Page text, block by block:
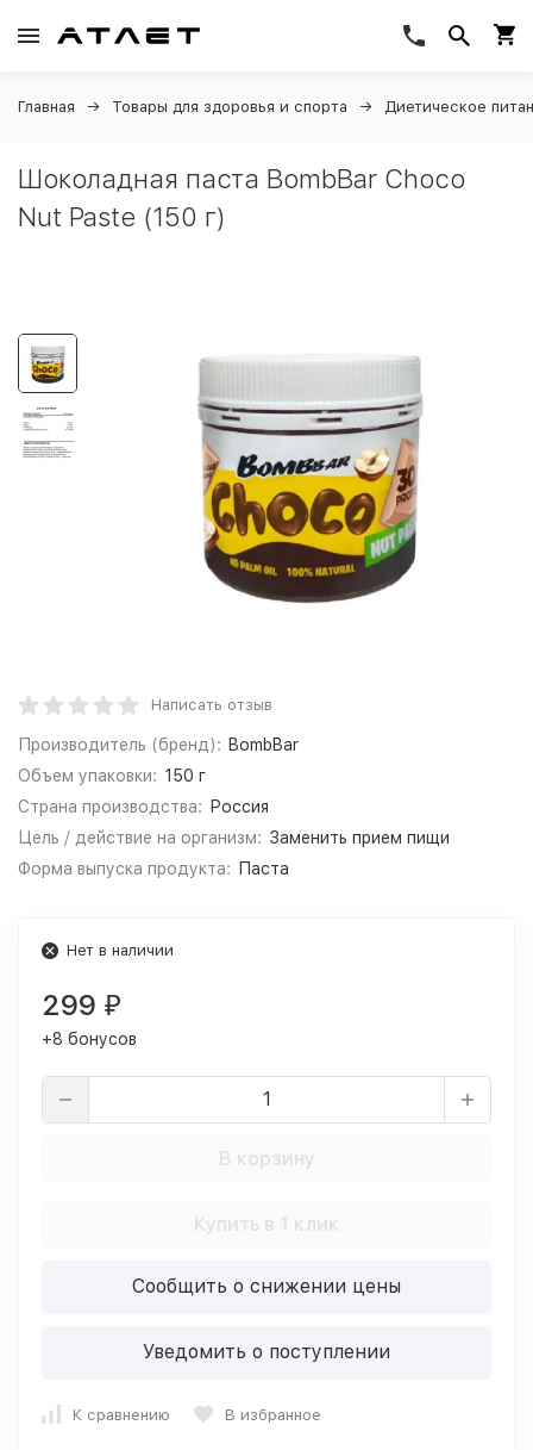
Главная Товары для здоровья и спорта Диетическое
Шоколадная паста BombBar Choco
Nut Paste (150 г)
Написать отзыв
Производитель (бренд): BombBar
Объем упаковки: 150 г
Страна производства:
Россия
Цель / действие на организм: Заменить прием пищи
Форма выпуска продукта:
Паста
Нет в наличии
299 ₽
+8 бонусов
В корзину
Купить в 1 клик
Сообщить о снижении цены
Уведомить о поступлении
К сравнению В избранное